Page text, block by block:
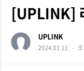
[UPLINK]
UPLINK
2024.01.11 ・